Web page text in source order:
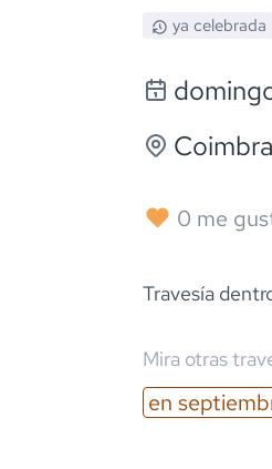
ya celebrada
Coimbra
0 me
Travesía
Mira otras
en